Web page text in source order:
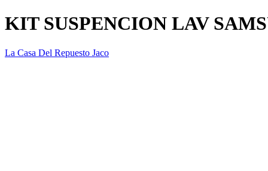
KIT SUSPENCION LAV
La Casa Del Repuesto Jaco